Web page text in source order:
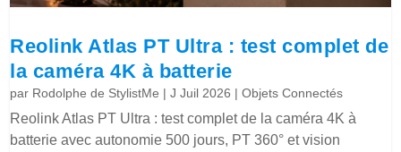
Reolink Atlas PT Ultra : test complet de
la caméra 4K à batterie
par Rodolphe de StylistMe |J Juil 2026 |Objets Connectés
Reolink Atlas PT Ultra : test complet de la caméra 4K à
batterie avec autonomie 500 jours, PT 360° et vision